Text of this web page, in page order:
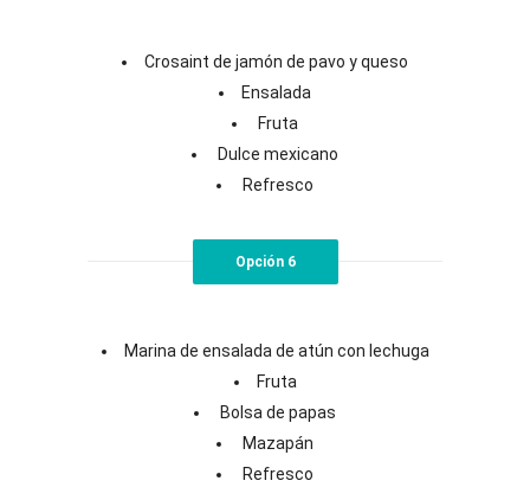
Crosaint de jamón de pavo y queso
Ensalada
Fruta
Dulce mexicano
Refresco
Opción 6
Marina de ensalada de atún con lechuga
Fruta
Bolsa de papas
Mazapán
Refresco